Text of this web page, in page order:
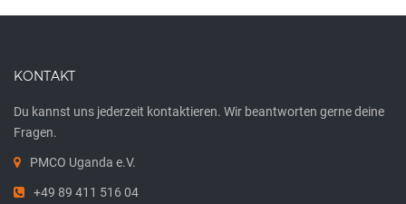
KONTAKT
Du kannst uns jederzeit kontaktieren. Wir beantworten gerne deine
Fragen.
PMCO Uganda e.V.
+49 89 411 516 04